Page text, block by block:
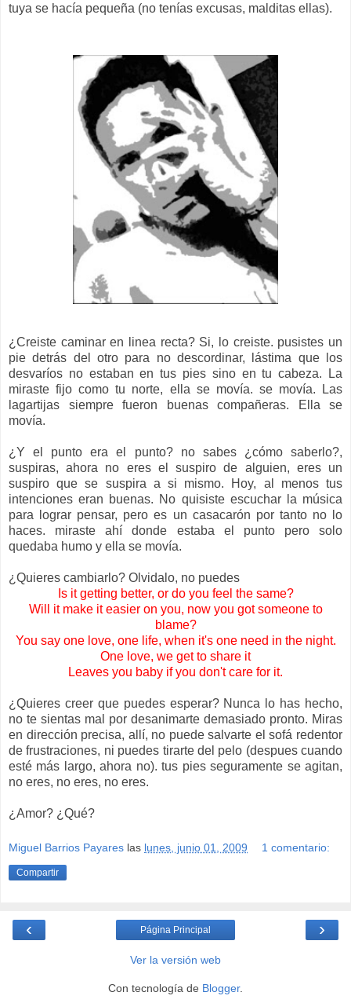
tuya se hacía pequeña (no tenías excusas, malditas ellas).
¿Creiste caminar en linea recta? Si, lo creiste. pusistes un
pie detrás del otro para no descordinar, lástima que los
desvaríos no estaban en tus pies sino en tu cabeza. La
miraste fijo como tu norte, ella se movía. se movía. Las
lagartijas siempre fueron buenas compañeras. Ella se
movía.
¿Y el punto era el punto? no sabes ¿cómo saberlo?,
suspiras, ahora no eres el suspiro de alguien, eres un
suspiro que se suspira a si mismo. Hoy, al menos tus
intenciones eran buenas. No quisiste escuchar la música
para lograr pensar, pero es un casacarón por tanto no lo
haces. miraste ahí donde estaba el punto pero solo
quedaba humo y ella se movía.
¿Quieres cambiarlo? Olvidalo, no puedes
Is it getting better, or do you feel the same?
Will it make it easier on you, now you got someone to
blame?
You say one love, one life, when it's one need in the night.
One love, we get to share it
Leaves you baby if you don't care for it.
¿Quieres creer que puedes esperar? Nunca lo has hecho,
no te sientas mal por desanimarte demasiado pronto. Miras
en dirección precisa, allí, no puede salvarte el sofá redentor
de frustraciones, ni puedes tirarte del pelo (despues cuando
esté más largo, ahora no). tus pies seguramente se agitan,
no eres, no eres, no eres.
¿Amor? ¿Qué?
Miguel Barrios Payares las lunes, junio 01, 2009 1 comentario:
Compartir
‹ ›
Página Principal
Ver la versión web
Con tecnología de Blogger.